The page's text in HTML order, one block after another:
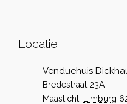
Locatie
Venduehuis
Bredestraat 23A
Maasticht
Limburg